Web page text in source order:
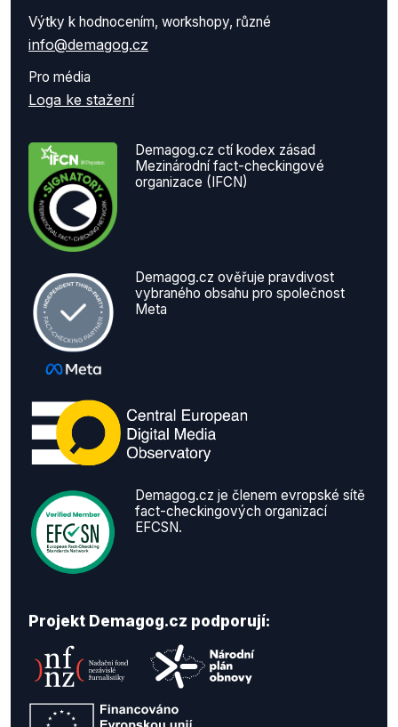
Výtky k hodnocením, workshopy, různé
info@demagog.cz
Pro média
Loga ke stažení
Demagog.cz ctí kodex zásad
Mezinárodní fact-checkingové
organizace (IFCN)
Demagog.cz ověřuje pravdivost
vybraného obsahu pro společnost
Meta
Demagog.cz je členem evropské sítě
fact-checkingových organizací
EFCSN.
Projekt Demagog.cz podporují: